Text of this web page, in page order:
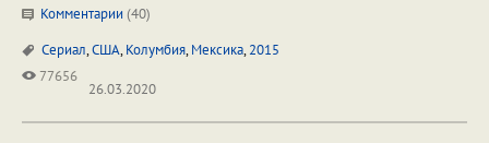
Комментарии (40)
Сериал,США,Колумбия,Мексика,2015
77656
26.03.2020